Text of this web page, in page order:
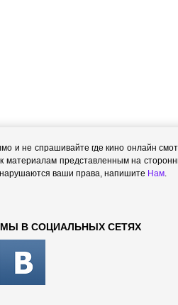
не спрашивайте где кино онлайн
материалам представленным на
ваши права, напишите Нам.
МЫ В СОЦИАЛЬНЫХ СЕТЯХ